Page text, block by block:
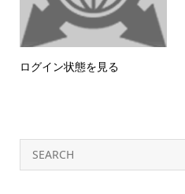
ログイン状態を見る